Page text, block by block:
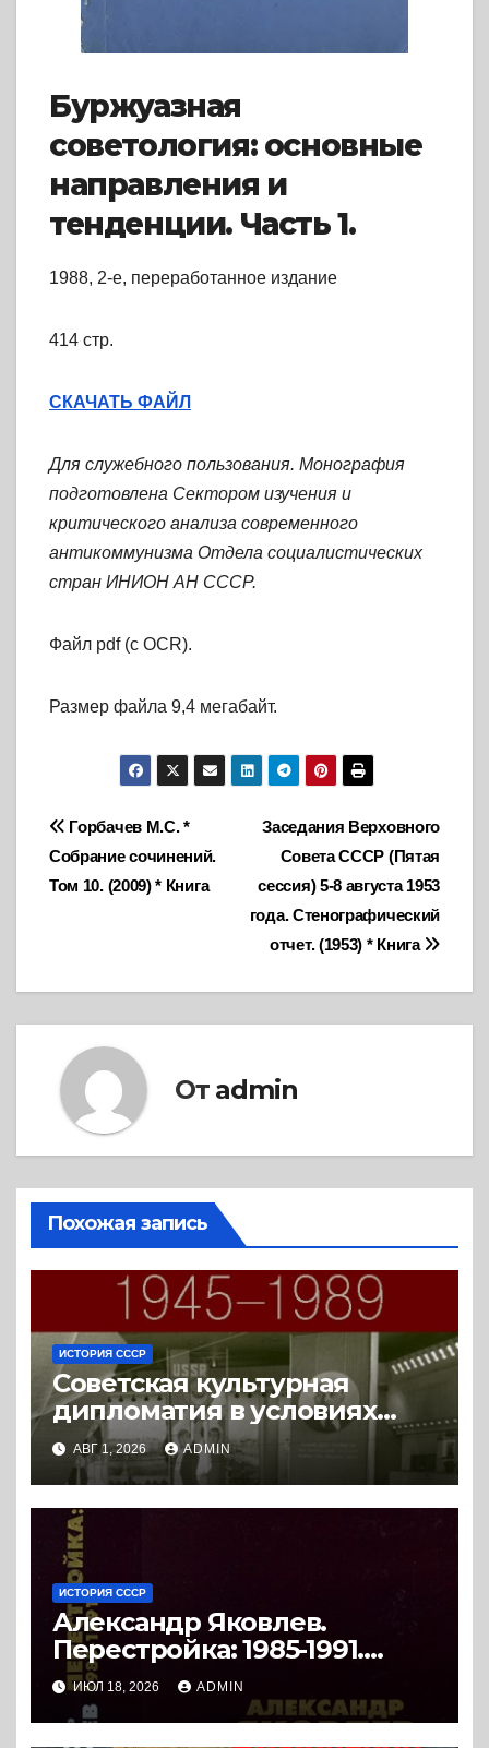
Буржуазная
советология: основные
направления и
тенденции. Часть 1.
1988, 2-е, переработанное издание
414 стр.
СКАЧАТЬ ФАЙЛ
Для служебного пользования. Монография
подготовлена Сектором изучения и
критического анализа современного
антикоммунизма Отдела социалистических
стран ИНИОН АН СССР.
Файл pdf (с OCR).
Размер файла 9,4 мегабайт.
Навигация
по
Заседания Верховного
Совета СССР (Пятая
сессия) 5-8 августа 1953
года. Стенографический
отчет. (1953) * Книга
Горбачев М.С. *
Собрание сочинений.
Том 10. (2009) * Книга
От admin
Похожая запись
ИСТОРИЯ СССР
Советская культурная
дипломатия в условиях
Холодной войны. 1945-1989.
(2018) * Книга
АВГ 1, 2026 ADMIN
ИСТОРИЯ СССР
Александр Яковлев.
Перестройка: 1985-1991.
Документы. (2008) * Книга
ИЮЛ 18, 2026 ADMIN